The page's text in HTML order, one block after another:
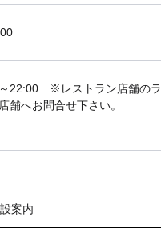
22:00 ※レストラン店舗のラ
舗へお問合せ下さい。
案内